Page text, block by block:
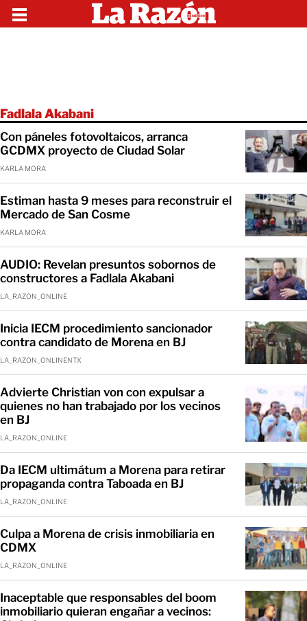
Fadlala Akabani
Con páneles fotovoltaicos, arranca
GCDMX proyecto de Ciudad Solar
KARLA MORA
Estiman hasta 9 meses para reconstruir el
Mercado de San Cosme
KARLA MORA
AUDIO: Revelan presuntos sobornos de
constructores a Fadlala Akabani
LA_RAZON_ONLINE
Inicia IECM procedimiento sancionador
contra candidato de Morena en BJ
LA_RAZON_ONLINENTX
Advierte Christian von con expulsar a
quienes no han trabajado por los vecinos
en BJ
LA_RAZON_ONLINE
Da IECM ultimátum a Morena para retirar
propaganda contra Taboada en BJ
LA_RAZON_ONLINE
Culpa a Morena de crisis inmobiliaria en
CDMX
LA_RAZON_ONLINE
Inaceptable que responsables del boom
inmobiliario quieran engañar a vecinos: